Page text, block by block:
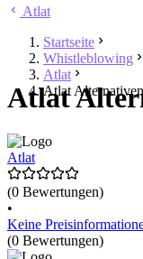
Atlat
Startseite
Whistleblowing
Atlat
Atlat Alternativen
Atlat
Atlat
(0 Bewertungen)
•
Keine
(0 Bewertungen)